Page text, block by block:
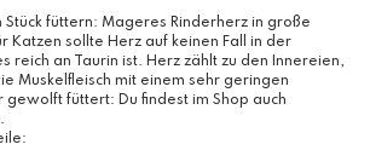
Stück füttern: Mageres Rinderherz in große
Katzen sollte Herz auf keinen Fall in der
reich an Taurin ist. Herz zählt zu den Innereien,
Muskelfleisch mit einem sehr geringen
gewolft füttert: Du findest im Shop auch